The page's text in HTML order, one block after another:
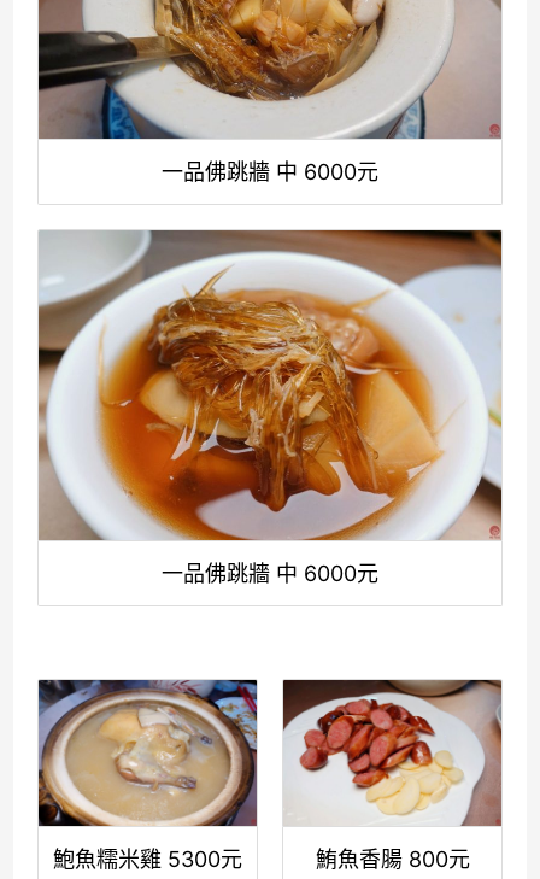
一品佛跳牆 中 6000元
一品佛跳牆 中 6000元
鮑魚糯米雞 5300元 鮪魚香腸 800元